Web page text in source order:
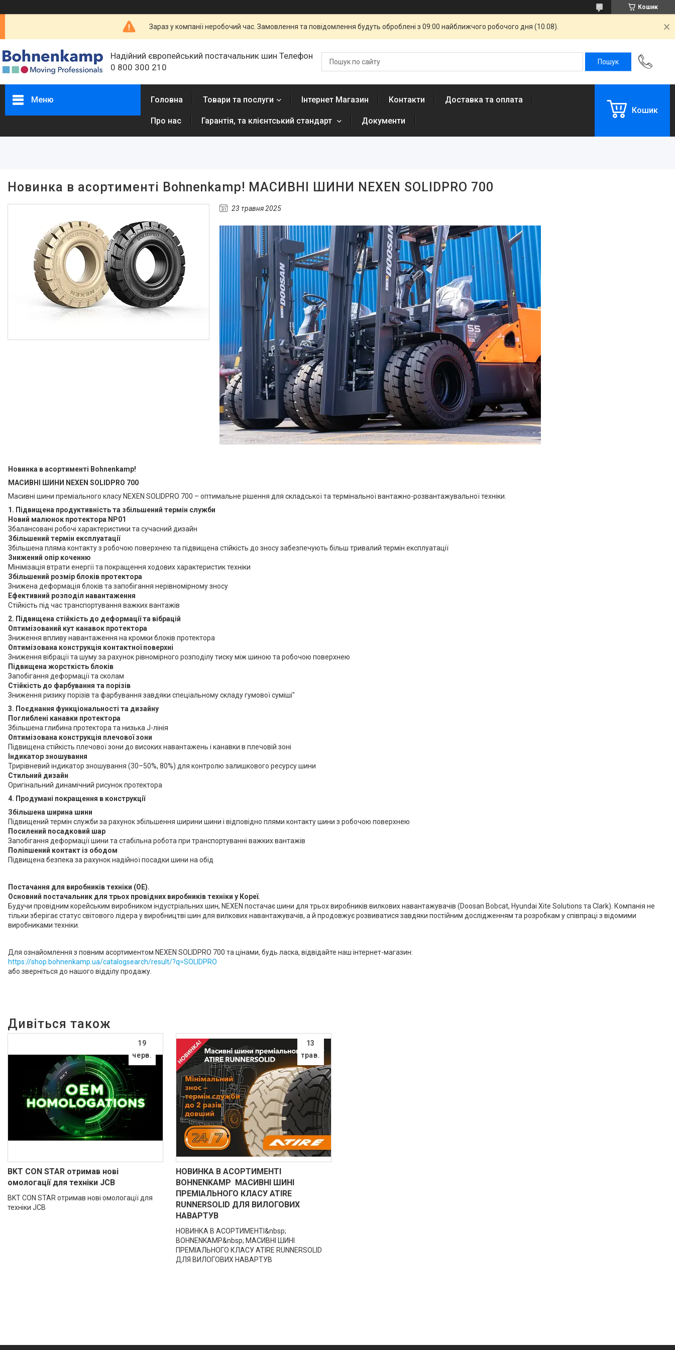
Кошик
Зараз у компанії неробочий час. Замовлення та повідомлення будуть оброблені з 09:00 найближчого робочого дня (10.08).
Надійний європейський постачальник шин Телефон
0 800 300 210
Меню Головна Товари та послуги Інтернет Магазин Контакти Доставка та оплата
Про нас Гарантія, та клієнтський стандарт Документи
Кошик
Новинка в асортименті Bohnenkamp! МАСИВНІ ШИНИ NEXEN SOLIDPRO 700
23 травня 2025
Новинка в асортименті Bohnenkamp!
МАСИВНІ ШИНИ NEXEN SOLIDPRO 700
Масивні шини преміального класу NEXEN SOLIDPRO 700 – оптимальне рішення для складської та термінальної вантажно-розвантажувальної техніки.
1. Підвищена продуктивність та збільшений термін служби
Новий малюнок протектора NP01
Збалансовані робочі характеристики та сучасний дизайн
Збільшений термін експлуатації
Збільшена пляма контакту з робочою поверхнею та підвищена стійкість до зносу забезпечують більш тривалий термін експлуатації
Знижений опір коченню
Мінімізація втрати енергії та покращення ходових характеристик техніки
Збільшений розмір блоків протектора
Знижена деформація блоків та запобігання нерівномірному зносу
Ефективний розподіл навантаження
Стійкість під час транспортування важких вантажів
2. Підвищена стійкість до деформації та вібрацій
Оптимізований кут канавок протектора
Зниження впливу навантаження на кромки блоків протектора
Оптимізована конструкція контактної поверхні
Зниження вібрації та шуму за рахунок рівномірного розподілу тиску між шиною та робочою поверхнею
Підвищена жорсткість блоків
Запобігання деформації та сколам
Стійкість до фарбування та порізів
Зниження ризику порізів та фарбування завдяки спеціальному складу гумової суміші"
3. Поєднання функціональності та дизайну
Поглиблені канавки протектора
Збільшена глибина протектора та низька J-лінія
Оптимізована конструкція плечової зони
Підвищена стійкість плечової зони до високих навантажень і канавки в плечовій зоні
Індикатор зношування
Трирівневий індикатор зношування (30–50%, 80%) для контролю залишкового ресурсу шини
Стильний дизайн
Оригінальний динамічний рисунок протектора
4. Продумані покращення в конструкції
Збільшена ширина шини
Підвищений термін служби за рахунок збільшення ширини шини і відповідно плями контакту шини з робочою поверхнею
Посилений посадковий шар
Запобігання деформації шини та стабільна робота при транспортуванні важких вантажів
Поліпшений контакт із ободом
Підвищена безпека за рахунок надійної посадки шини на обід
Постачання для виробників техніки (OE).
Основний постачальник для трьох провідних виробників техніки у Кореї.
Будучи провідним корейським виробником індустріальних шин, NEXEN постачає шини для трьох виробників вилкових навантажувачів (Doosan Bobcat, Hyundai Xite Solutions та Clark). Компанія не
тільки зберігає статус світового лідера у виробництві шин для вилкових навантажувачів, а й продовжує розвиватися завдяки постійним дослідженням та розробкам у співпраці з відомими
виробниками техніки.
Для ознайомлення з повним асортиментом NEXEN SOLIDPRO 700 та цінами, будь ласка, відвідайте наш інтернет-магазин:
https://shop.bohnenkamp.ua/catalogsearch/result/?q=SOLIDPRO
або зверніться до нашого відділу продажу.
19
черв.
BKT CON STAR отримав нові
омологації для техніки JCB
BKT CON STAR отримав нові омологації для
техніки JCB
13
трав.
НОВИНКА В АСОРТИМЕНТІ
BOHNENKAMP МАСИВНІ ШИНІ
ПРЕМІАЛЬНОГО КЛАСУ ATIRE
RUNNERSOLID ДЛЯ ВИЛОГОВИХ
НАВАРТУВ
НОВИНКА В АСОРТИМЕНТІ&nbsp;
BOHNENKAMP&nbsp; МАСИВНІ ШИНІ
ПРЕМІАЛЬНОГО КЛАСУ ATIRE RUNNERSOLID
ДЛЯ ВИЛОГОВИХ НАВАРТУВ